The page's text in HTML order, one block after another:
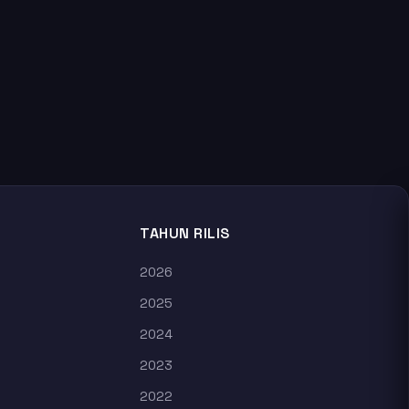
TAHUN RILIS
2026
2025
2024
2023
2022